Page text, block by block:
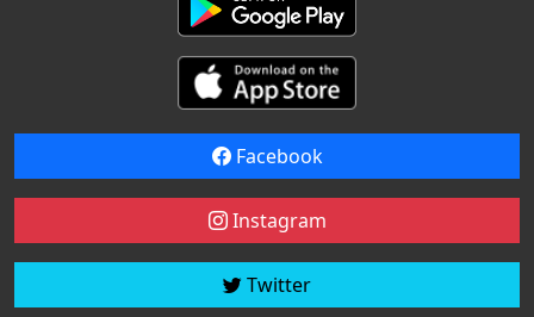
Facebook
Instagram
Twitter